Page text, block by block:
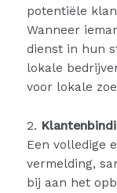
potentiële
Wanneer
dienst in hun
lokale
voor lokale
2.
Een volledige
vermelding,
bij aan het